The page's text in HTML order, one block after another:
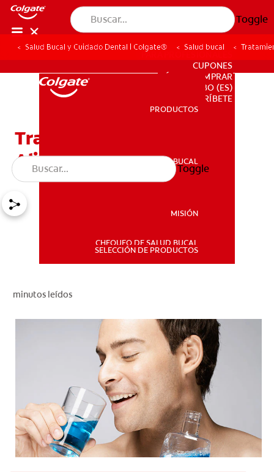
Toggle
PRODUCTOS
SALUD BUCAL
PARA PROFESIONALES
DÓNDE COMPRAR
BO (ES)
PARA PROFESIONALES
CUPONES
DÓNDE COMPRAR
BO (ES)
SUSCRÍBETE
PRODUCTOS
SALUD BUCAL
MISIÓN
CHEQUEO DE SALUD BUCAL
SELECCIÓN DE PRODUCTOS
Toggle
Salud Bucal y Cuidado Dental | Colgate® Salud bucal
Tratamiento para el Mal
Aliento
minutos leídos